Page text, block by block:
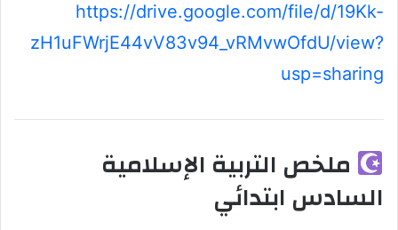
https://drive.google.com/file/d/19Kk-
zH1uFWrjE44vV83v94_vRMvwOfdU/view?
usp=sharing
ملخص التربية الإسلامية
السادس ابتدائي